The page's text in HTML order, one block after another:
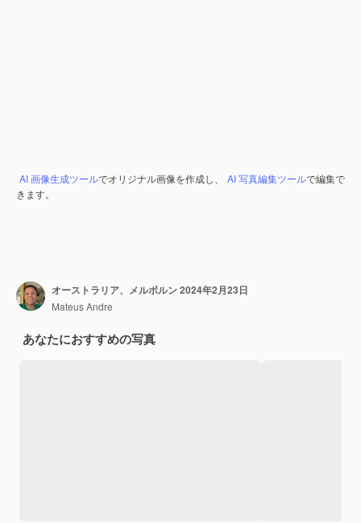
AI 画像生成ツールでオリジナル画像を作成し、 AI 写真編集ツールで編集で
きます。
オーストラリア、メルボルン 2024年2月23日
Mateus Andre
あなたにおすすめの写真